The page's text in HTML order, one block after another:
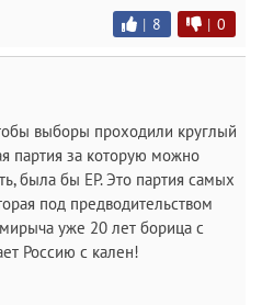
| 8 | 0
выборы проходили круглый
партия за которую можно
была бы ЕР. Это партия самых
под предводительством
уже 20 лет борица с
Россию с кален!